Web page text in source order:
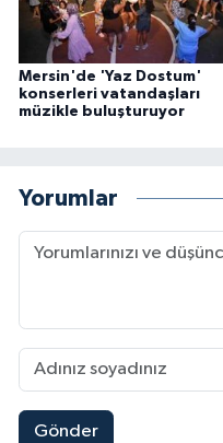
Mersin'de 'Yaz Dostum'
konserleri vatandaşları
müzikle buluşturuyor
Yorumlar
Gönder